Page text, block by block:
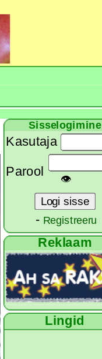
Sisselogimine
Kasutaja
Parool
👁
- Registreeru
Reklaam
Lingid